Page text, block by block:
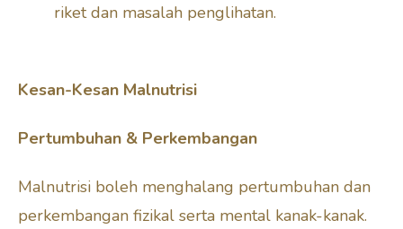
riket dan masalah penglihatan.
Kesan-Kesan Malnutrisi
Pertumbuhan & Perkembangan
Malnutrisi boleh menghalang pertumbuhan dan
perkembangan fizikal serta mental kanak-kanak.